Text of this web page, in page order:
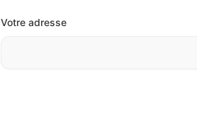
Votre adresse